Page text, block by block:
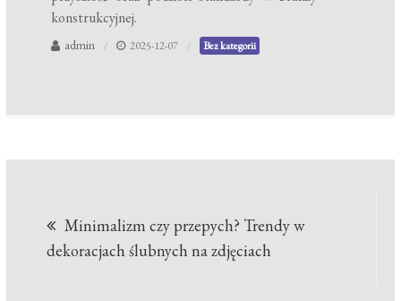
konstrukcyjnej.
admin 2025-12-07 Bez kategorii
wpisu
Minimalizm czy przepych? Trendy w
dekoracjach ślubnych na zdjęciach